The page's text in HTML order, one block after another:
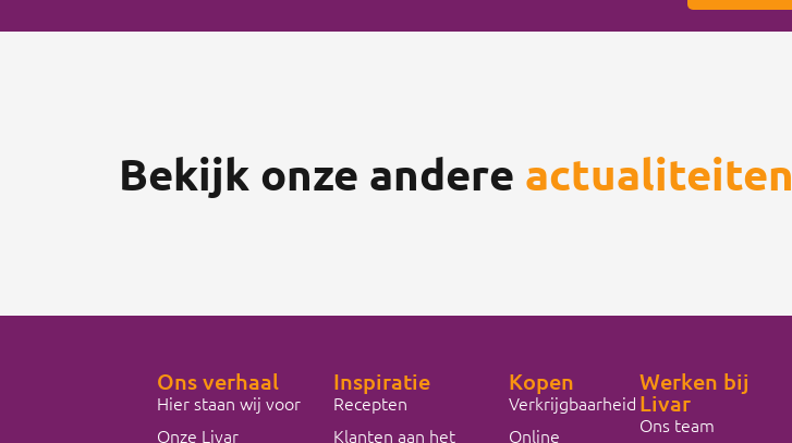
Bekijk onze andere actualiteiten
Ons verhaal
Hier staan wij voor
Onze Livar
Inspiratie
Recepten
Klanten aan het
Kopen
Verkrijgbaarheid
Online
Werken bij
Livar
Ons team